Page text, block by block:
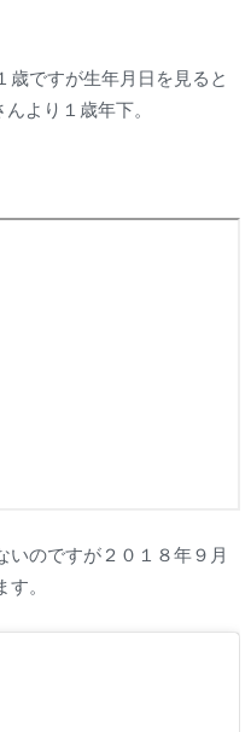
歳ですが生年月日を見ると
より１歳年下。
いのですが２０１８年９月
。